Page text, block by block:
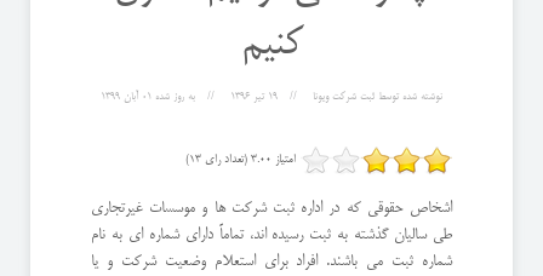
کنیم
نوشته شده توسط ثبت شرکت ویونا 19 تیر 1396 به روز شده 01 آبان 1399
امتیاز 3.00 (تعداد رای 13)
اشخاص حقوقی که در اداره ثبت شرکت ها و موسسات غیرتجاری
طی سالیان گذشته به ثبت رسیده اند، تماماً دارای شماره ای به نام
شماره ثبت می باشند. افراد برای استعلام وضعیت شرکت و یا